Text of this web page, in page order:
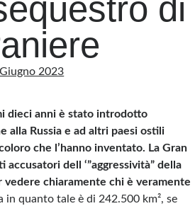
di
2023
dieci anni è stato introdotto
alla Russia e ad altri paesi ostili
che l’hanno inventato. La Gran
dell ‘”aggressività” della
vedere chiaramente chi è veramente
in quanto tale è di 242.500 km², se